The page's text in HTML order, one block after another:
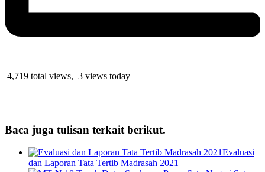
4,719 total views, 3 views today
Baca juga tulisan terkait berikut.
Evaluasi
dan Laporan Tata Tertib Madrasah 2021